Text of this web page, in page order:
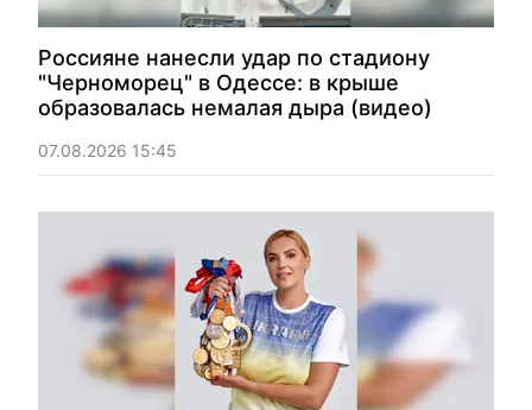
Россияне нанесли удар по стадиону
"Черноморец" в Одессе: в крыше
образовалась немалая дыра (видео)
07.08.2026 15:45